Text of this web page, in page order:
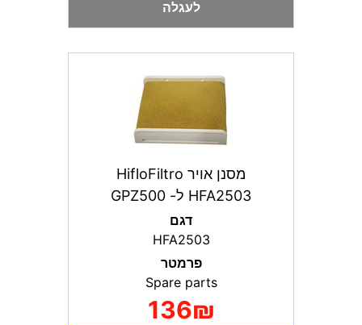
לעגלה
מסנן אויר HifloFiltro
HFA2503 ל- GPZ500
דגם
פרמטר
Spare parts
136₪